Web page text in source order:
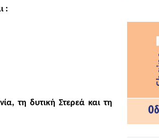
:
τη δυτική Στερεά και τη